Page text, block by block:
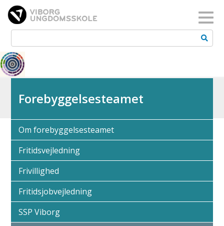
Forebyggelsesteamet
Om forebyggelsesteamet
Fritidsvejledning
Frivillighed
Fritidsjobvejledning
SSP Viborg